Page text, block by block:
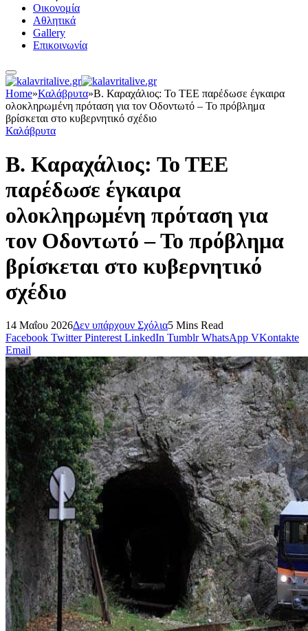
Οικονομία
Αθλητικά
Gallery
Επικοινωνία
Home»Καλάβρυτα»Β. Καραχάλιος: Το ΤΕΕ παρέδωσε έγκαιρα
ολοκληρωμένη πρόταση για τον Οδοντωτό – Το πρόβλημα
βρίσκεται στο κυβερνητικό σχέδιο
Καλάβρυτα
Β. Καραχάλιος: Το ΤΕΕ
παρέδωσε έγκαιρα
ολοκληρωμένη πρόταση για
τον Οδοντωτό – Το πρόβλημα
βρίσκεται στο κυβερνητικό
σχέδιο
14 Μαΐου 2026Δεν υπάρχουν Σχόλια5 Mins Read
Facebook Twitter Pinterest LinkedIn Tumblr WhatsApp VKontakte
Email